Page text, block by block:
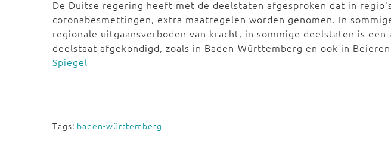
De Duitse regering heeft met de deelstaten afgesproken dat in
coronabesmettingen, extra maatregelen worden genomen. In
regionale uitgaansverboden van kracht, in sommige deelstaten is een
deelstaat afgekondigd, zoals in Baden-Württemberg en ook in
Spiegel
Tags: baden-württemberg